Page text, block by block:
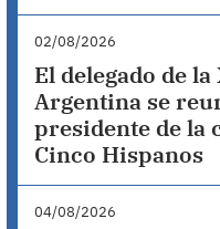
02/08/2026
El delegado de
Argentina se
presidente de la
Cinco Hispanos
04/08/2026